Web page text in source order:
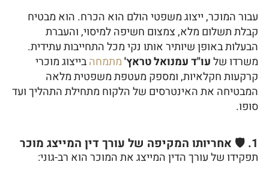
עבור המוכר, ייצוג משפטי הולם הוא הכרח. הוא מבטיח
קבלת תשלום מלא, צמצום חשיפה למיסוי, והעברת
הבעלות באופן שיותיר אותו נקי מכל התחייבות עתידית.
משרדו שלעו"ד עמנואל טראץ'מתמחהבייצוג מוכרי
קרקעות חקלאיות, ומספק מעטפת משפטית מלאה
המבטיחה את האינטרסים של הלקוח מתחילת התהליך ועד
סופו.
1. 🛡️ אחריותו המקיפה של עורך דין המייצג מוכר
תפקידו של עורך הדין המייצג את המוכר הוא רב-גוני: